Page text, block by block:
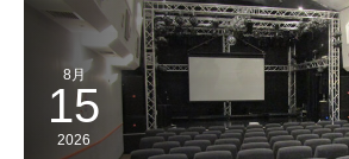
8月
15
2026